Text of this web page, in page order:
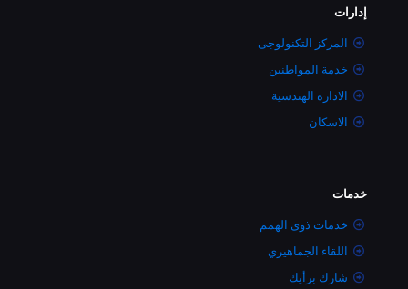
إدارات
المركز التكنولوجى
خدمة المواطنين
الاداره الهندسية
الاسكان
خدمات
خدمات ذوى الهمم
اللقاء الجماهيري
شارك برأيك